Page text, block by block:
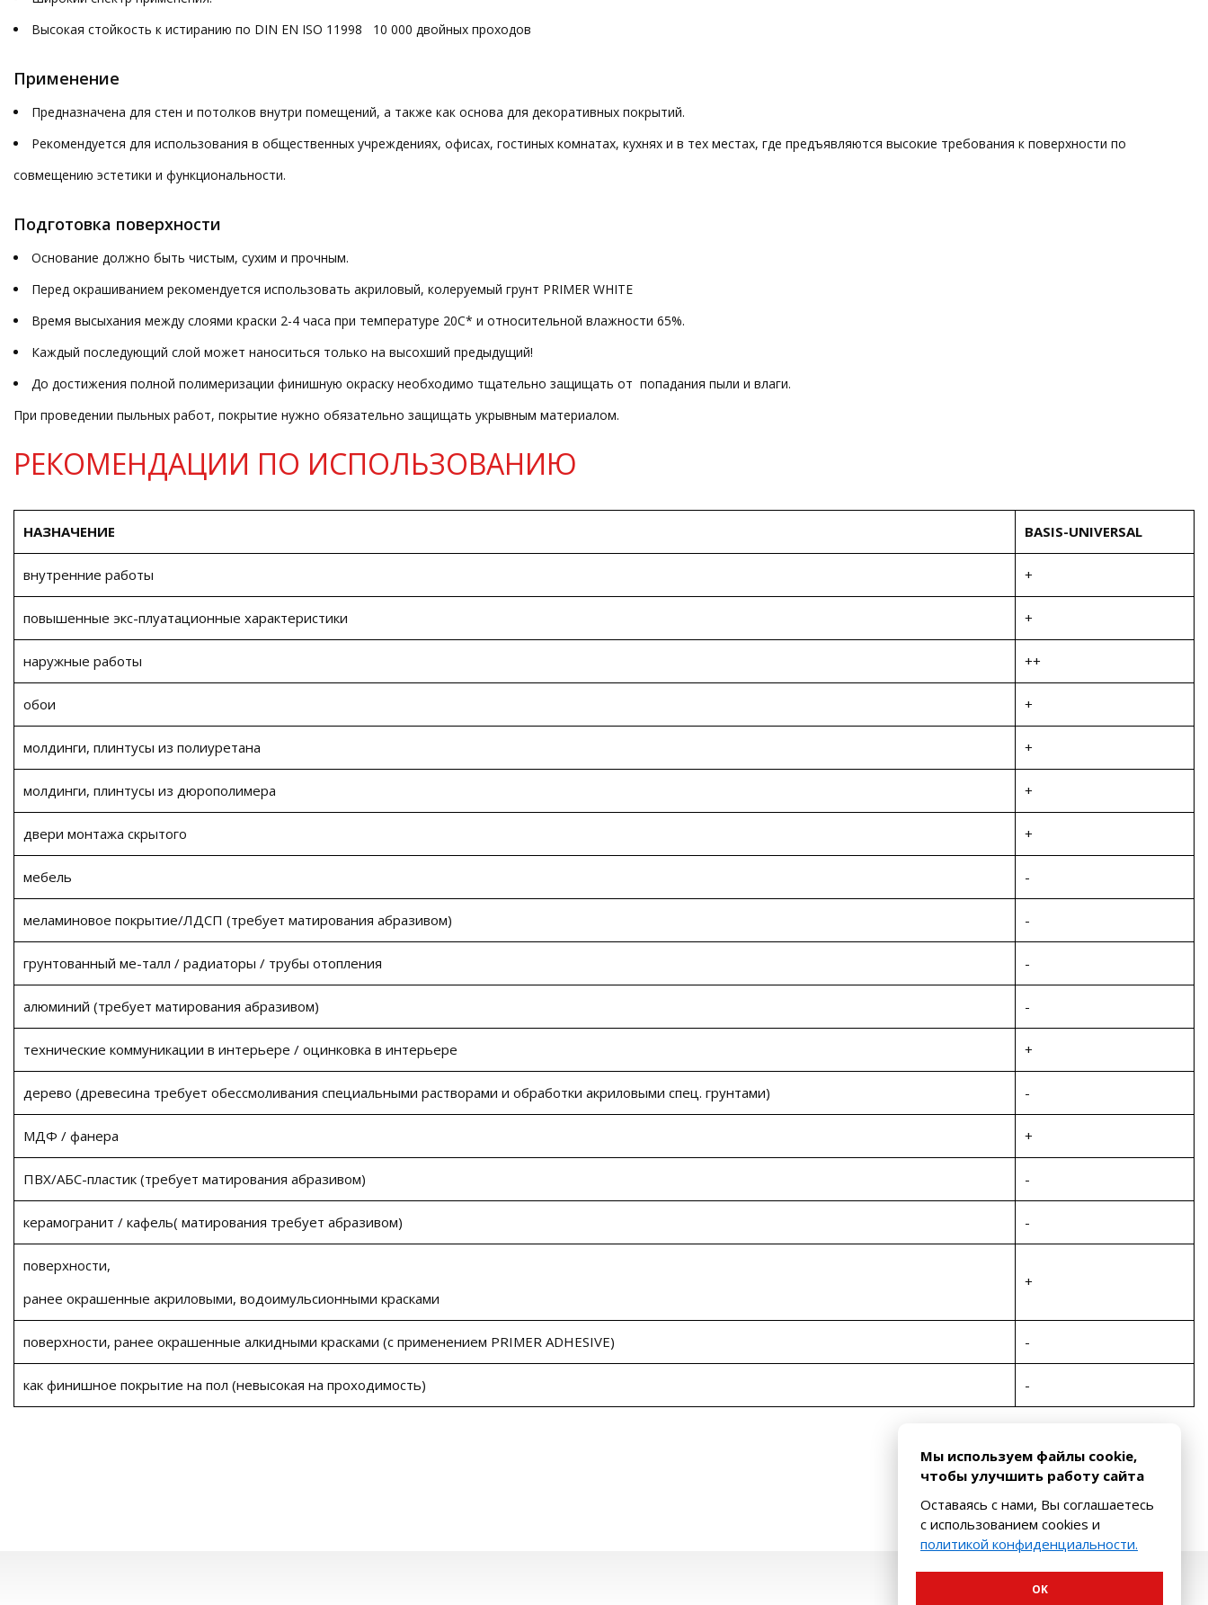
Высокая стойкость к истиранию по DIN EN ISO 11998 10 000 двойных проходов
Применение
Предназначена для стен и потолков внутри помещений, а также как основа для декоративных покрытий.
Рекомендуется для использования в общественных учреждениях, офисах, гостиных комнатах, кухнях и в тех местах, где предъявляются высокие требования к поверхности по
совмещению эстетики и функциональности.
Подготовка поверхности
Основание должно быть чистым, сухим и прочным.
Перед окрашиванием рекомендуется использовать акриловый, колеруемый грунт PRIMER WHITE
Время высыхания между слоями краски 2-4 часа при температуре 20С* и относительной влажности 65%.
Каждый последующий слой может наноситься только на высохший предыдущий!
До достижения полной полимеризации финишную окраску необходимо тщательно защищать от попадания пыли и влаги.
При проведении пыльных работ, покрытие нужно обязательно защищать укрывным материалом.
РЕКОМЕНДАЦИИ ПО ИСПОЛЬЗОВАНИЮ
НАЗНАЧЕНИЕ BASIS-UNIVERSAL
внутренние работы +
повышенные экс-плуатационные характеристики +
наружные работы ++
обои +
молдинги, плинтусы из полиуретана +
молдинги, плинтусы из дюрополимера +
двери монтажа скрытого +
мебель -
меламиновое покрытие/ЛДСП (требует матирования абразивом) -
грунтованный ме-талл / радиаторы / трубы отопления -
алюминий (требует матирования абразивом) -
технические коммуникации в интерьере / оцинковка в интерьере +
дерево (древесина требует обессмоливания специальными растворами и обработки акриловыми спец. грунтами) -
МДФ / фанера +
ПВХ/АБС-пластик (требует матирования абразивом) -
керамогранит / кафель( матирования требует абразивом) -
поверхности,
ранее окрашенные акриловыми, водоимульсионными красками
+
поверхности, ранее окрашенные алкидными красками (с применением PRIMER ADHESIVE) -
как финишное покрытие на пол (невысокая на проходимость) -
Мы используем файлы cookie,
чтобы улучшить работу сайта
Оставаясь с нами, Вы соглашаетесь
с использованием cookies и
политикой конфиденциальности.
OK